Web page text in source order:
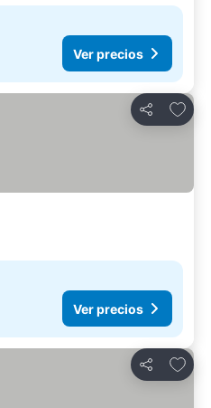
Ver precios
Compartir
Ver precios
Compartir